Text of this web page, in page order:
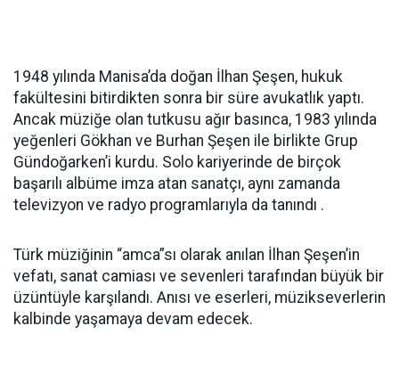
1948 yılında Manisa’da doğan İlhan Şeşen, hukuk
fakültesini bitirdikten sonra bir süre avukatlık yaptı.
Ancak müziğe olan tutkusu ağır basınca, 1983 yılında
yeğenleri Gökhan ve Burhan Şeşen ile birlikte Grup
Gündoğarken’i kurdu. Solo kariyerinde de birçok
başarılı albüme imza atan sanatçı, aynı zamanda
televizyon ve radyo programlarıyla da tanındı .
Türk müziğinin “amca”sı olarak anılan İlhan Şeşen’in
vefatı, sanat camiası ve sevenleri tarafından büyük bir
üzüntüyle karşılandı. Anısı ve eserleri, müzikseverlerin
kalbinde yaşamaya devam edecek.